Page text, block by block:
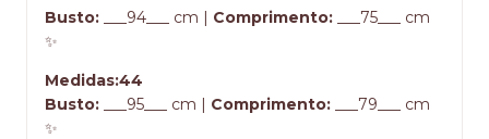
Busto: ___94___ cm | Comprimento: ___75___ cm
✨
Medidas:44
Busto: ___95___ cm | Comprimento: ___79___ cm
✨